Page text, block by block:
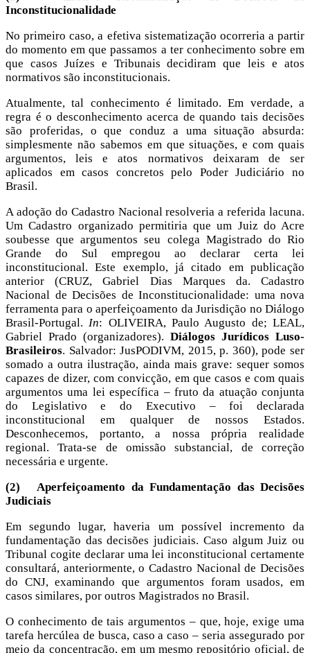
Inconstitucionalidade
No primeiro caso, a efetiva sistematização ocorreria a partir
do momento em que passamos a ter conhecimento sobre em
que casos Juízes e Tribunais decidiram que leis e atos
normativos são inconstitucionais.
Atualmente, tal conhecimento é limitado. Em verdade, a
regra é o desconhecimento acerca de quando tais decisões
são proferidas, o que conduz a uma situação absurda:
simplesmente não sabemos em que situações, e com quais
argumentos, leis e atos normativos deixaram de ser
aplicados em casos concretos pelo Poder Judiciário no
Brasil.
A adoção do Cadastro Nacional resolveria a referida lacuna.
Um Cadastro organizado permitiria que um Juiz do Acre
soubesse que argumentos seu colega Magistrado do Rio
Grande do Sul empregou ao declarar certa lei
inconstitucional. Este exemplo, já citado em publicação
anterior (CRUZ, Gabriel Dias Marques da. Cadastro
Nacional de Decisões de Inconstitucionalidade: uma nova
ferramenta para o aperfeiçoamento da Jurisdição no Diálogo
Brasil-Portugal.In: OLIVEIRA, Paulo Augusto de; LEAL,
Gabriel Prado (organizadores). Diálogos Jurídicos Luso-
Brasileiros. Salvador: JusPODIVM, 2015, p. 360), pode ser
somado a outra ilustração, ainda mais grave: sequer somos
capazes de dizer, com convicção, em que casos e com quais
argumentos uma lei específica – fruto da atuação conjunta
do Legislativo e do Executivo – foi declarada
inconstitucional em qualquer de nossos Estados.
Desconhecemos, portanto, a nossa própria realidade
regional. Trata-se de omissão substancial, de correção
necessária e urgente.
(2)Aperfeiçoamento da Fundamentação das Decisões
Judiciais
Em segundo lugar, haveria um possível incremento da
fundamentação das decisões judiciais. Caso algum Juiz ou
Tribunal cogite declarar uma lei inconstitucional certamente
consultará, anteriormente, o Cadastro Nacional de Decisões
do CNJ, examinando que argumentos foram usados, em
casos similares, por outros Magistrados no Brasil.
O conhecimento de tais argumentos – que, hoje, exige uma
tarefa hercúlea de busca, caso a caso – seria assegurado por
meio da concentração, em um mesmo repositório oficial, de